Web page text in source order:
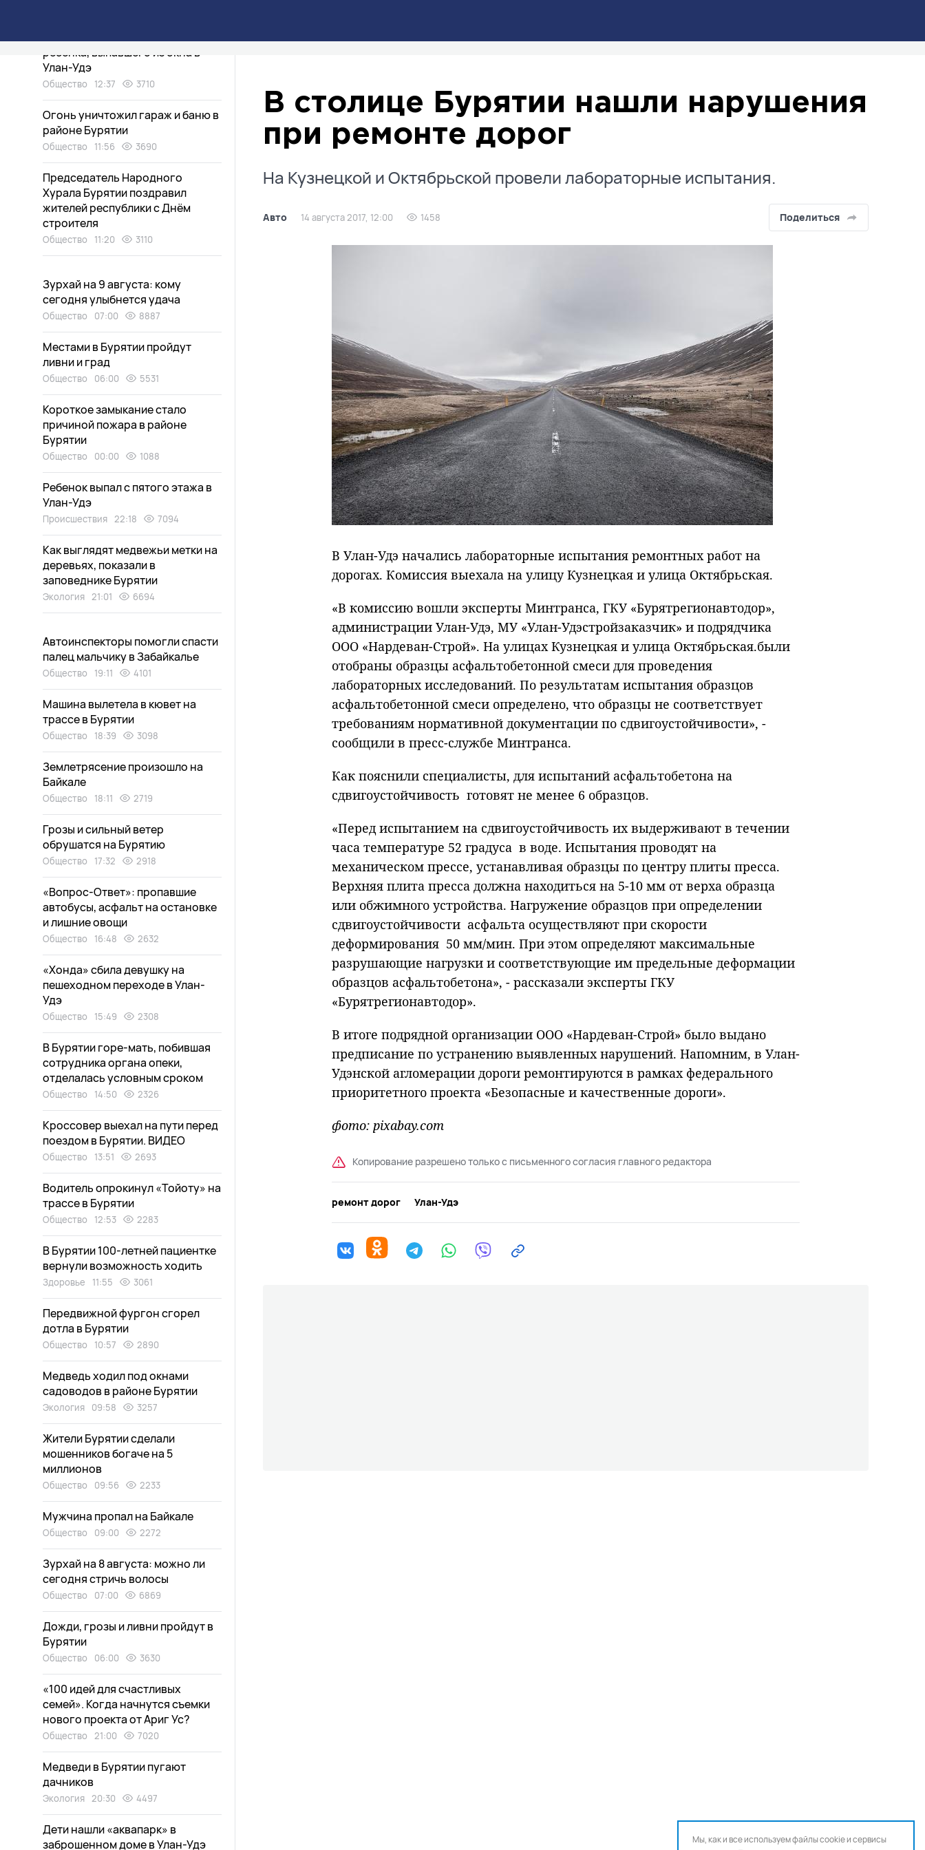
В столице Бурятии нашли нарушения
при ремонте дорог
На Кузнецкой и Октябрьской провели лабораторные испытания.
Авто 14 августа 2017, 12:00 1458 Поделиться
В Улан-Удэ начались лабораторные испытания ремонтных работ на
дорогах. Комиссия выехала на улицу Кузнецкая и улица Октябрьская.
«В комиссию вошли эксперты Минтранса, ГКУ «Бурятрегионавтодор»,
администрации Улан-Удэ, МУ «Улан-Удэстройзаказчик» и подрядчика
ООО «Нардеван-Строй». На улицах Кузнецкая и улица Октябрьская.были
отобраны образцы асфальтобетонной смеси для проведения
лабораторных исследований. По результатам испытания образцов
асфальтобетонной смеси определено, что образцы не соответствует
требованиям нормативной документации по сдвигоустойчивости», -
сообщили в пресс-службе Минтранса.
Как пояснили специалисты, для испытаний асфальтобетона на
сдвигоустойчивость готовят не менее 6 образцов.
«Перед испытанием на сдвигоустойчивость их выдерживают в течении
часа температуре 52 градуса в воде. Испытания проводят на
механическом прессе, устанавливая образцы по центру плиты пресса.
Верхняя плита пресса должна находиться на 5-10 мм от верха образца
или обжимного устройства. Нагружение образцов при определении
сдвигоустойчивости асфальта осуществляют при скорости
деформирования 50 мм/мин. При этом определяют максимальные
разрушающие нагрузки и соответствующие им предельные деформации
образцов асфальтобетона», - рассказали эксперты ГКУ
«Бурятрегионавтодор».
В итоге подрядной организации ООО «Нардеван-Строй» было выдано
предписание по устранению выявленных нарушений. Напомним, в Улан-
Удэнской агломерации дороги ремонтируются в рамках федерального
приоритетного проекта «Безопасные и качественные дороги».
фото: pixabay.com
Копирование разрешено только с письменного согласия главного редактора
ремонт дорог Улан-Удэ
ребёнка, выпавшего из окна в
Улан-Удэ
Общество 12:37 3710
Огонь уничтожил гараж и баню в
районе Бурятии
Общество 11:56 3690
Председатель Народного
Хурала Бурятии поздравил
жителей республики с Днём
строителя
Общество 11:20 3110
Зурхай на 9 августа: кому
сегодня улыбнется удача
Общество 07:00 8887
Местами в Бурятии пройдут
ливни и град
Общество 06:00 5531
Короткое замыкание стало
причиной пожара в районе
Бурятии
Общество 00:00 1088
Ребенок выпал с пятого этажа в
Улан-Удэ
Происшествия 22:18 7094
Как выглядят медвежьи метки на
деревьях, показали в
заповеднике Бурятии
Экология 21:01 6694
Автоинспекторы помогли спасти
палец мальчику в Забайкалье
Общество 19:11 4101
Машина вылетела в кювет на
трассе в Бурятии
Общество 18:39 3098
Землетрясение произошло на
Байкале
Общество 18:11 2719
Грозы и сильный ветер
обрушатся на Бурятию
Общество 17:32 2918
«Вопрос-Ответ»: пропавшие
автобусы, асфальт на остановке
и лишние овощи
Общество 16:48 2632
«Хонда» сбила девушку на
пешеходном переходе в Улан-
Удэ
Общество 15:49 2308
В Бурятии горе-мать, побившая
сотрудника органа опеки,
отделалась условным сроком
Общество 14:50 2326
Кроссовер выехал на пути перед
поездом в Бурятии. ВИДЕО
Общество 13:51 2693
Водитель опрокинул «Тойоту» на
трассе в Бурятии
Общество 12:53 2283
В Бурятии 100-летней пациентке
вернули возможность ходить
Здоровье 11:55 3061
Передвижной фургон сгорел
дотла в Бурятии
Общество 10:57 2890
Медведь ходил под окнами
садоводов в районе Бурятии
Экология 09:58 3257
Жители Бурятии сделали
мошенников богаче на 5
миллионов
Общество 09:56 2233
Мужчина пропал на Байкале
Общество 09:00 2272
Зурхай на 8 августа: можно ли
сегодня стричь волосы
Общество 07:00 6869
Дожди, грозы и ливни пройдут в
Бурятии
Общество 06:00 3630
«100 идей для счастливых
семей». Когда начнутся съемки
нового проекта от Ариг Ус?
Общество 21:00 7020
Медведи в Бурятии пугают
дачников
Экология 20:30 4497
Дети нашли «аквапарк» в
заброшенном доме в Улан-Удэ
Мы, как и все используем файлы cookie и сервисы